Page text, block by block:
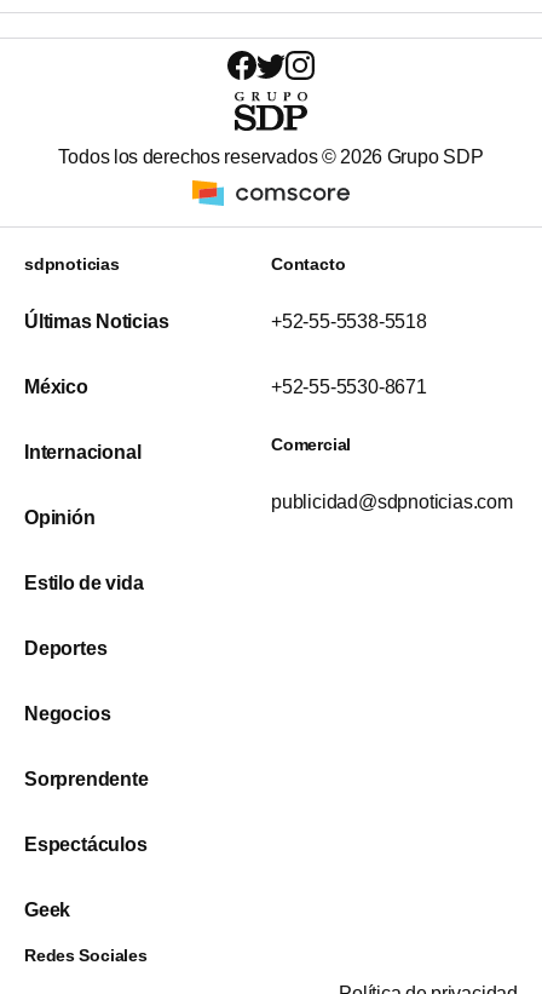
Todos los derechos reservados ©2026 Grupo SDP
sdpnoticias
Últimas Noticias
México
Internacional
Opinión
Estilo de vida
Deportes
Negocios
Sorprendente
Espectáculos
Geek
Contacto
+52-55-5538-5518
+52-55-5530-8671
Comercial
publicidad@sdpnoticias.com
Redes Sociales